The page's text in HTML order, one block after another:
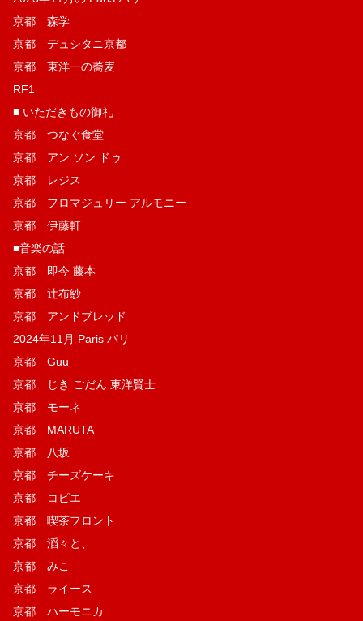
京都 森学
京都 デュシタニ京都
京都 東洋一の蕎麦
RF1
■ いただきもの御礼
京都 つなぐ食堂
京都 アン ソン ドゥ
京都 レジス
京都 フロマジュリー アルモニー
京都 伊藤軒
■音楽の話
京都 即今 藤本
京都 辻布紗
京都 アンドブレッド
2024年11月 Paris パリ
京都 Guu
京都 じき ごだん 東洋賢士
京都 モーネ
京都 MARUTA
京都 八坂
京都 チーズケーキ
京都 コピエ
京都 喫茶フロント
京都 滔々と、
京都 みこ
京都 ライース
京都 ハーモニカ